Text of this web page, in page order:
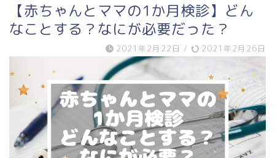
【赤ちゃんとママの1か月検診】どん
なことする？なにが必要だった？
2021年2月22日 / 2021年2月26日